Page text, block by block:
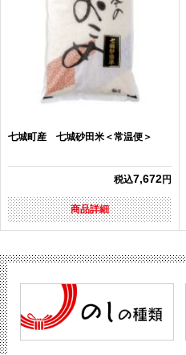
七城町産 七城砂田米＜常温便＞
税込7,672円
商品詳細